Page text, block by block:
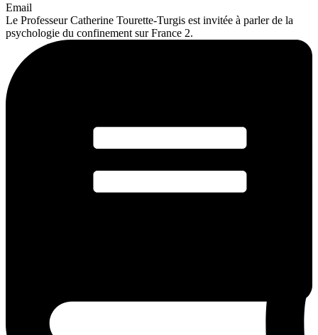
Email
Le Professeur Catherine Tourette-Turgis est invitée à parler de la
psychologie du confinement sur France 2.